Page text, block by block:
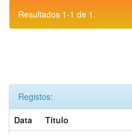
Resultados 1-1 de 1.
Registos:
Data
Título